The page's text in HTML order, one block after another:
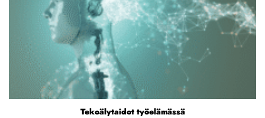
Tekoälytaidot työelämässä